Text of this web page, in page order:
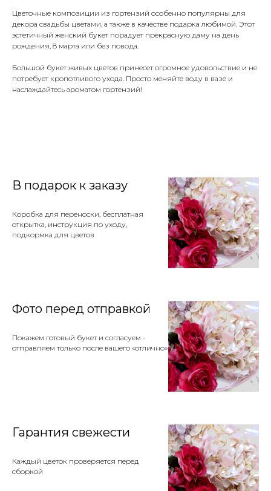
Цветочные композиции из гортензий особенно популярны для
декора свадьбы цветами, а также в качестве подарка любимой. Этот
эстетичный женский букет порадует прекрасную даму на день
рождения, 8 марта или без повода.
Большой букет живых цветов принесет огромное удовольствие и не
потребует кропотливого ухода. Просто меняйте воду в вазе и
наслаждайтесь ароматом гортензий!
В подарок к заказу
Коробка для переноски, бесплатная
открытка, инструкция по уходу,
подкормка для цветов
Фото перед отправкой
Покажем готовый букет и согласуем -
отправляем только после вашего «отлично»
Гарантия свежести
Каждый цветок проверяется перед
сборкой